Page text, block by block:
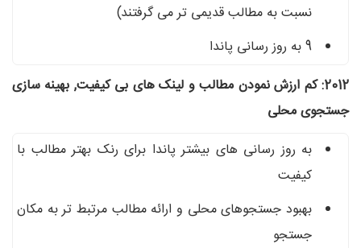
نسبت به مطالب قدیمی تر می گرفتند)
9 به روز رسانی پاندا
2012: کم ارزش نمودن مطالب و لینک های بی کیفیت, بهینه سازی
جستجوی محلی
به روز رسانی های بیشتر پاندا برای رنک بهتر مطالب با
کیفیت
بهبود جستجوهای محلی و ارائه مطالب مرتبط تر به مکان
جستجو